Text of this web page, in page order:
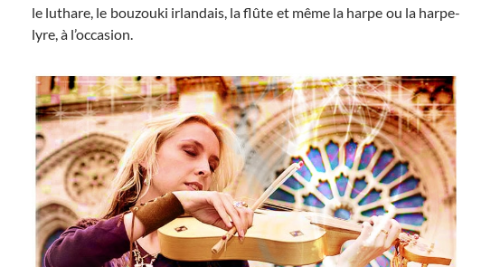
le luthare, le bouzouki irlandais, la flûte et même la harpe ou la harpe-
lyre, à l’occasion.